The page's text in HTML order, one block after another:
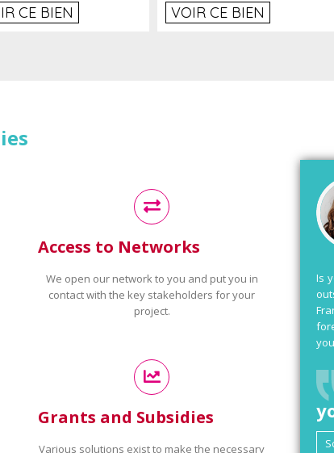
CE BIEN VOIR CE BIEN
Access to Networks
We open our network to you and put you in
contact with the key stakeholders for your
project.
Grants and Subsidies
Various solutions exist to make the necessary
Is